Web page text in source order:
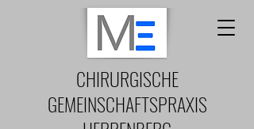
CHIRURGISCHE
GEMEINSCHAFTSPRAXIS